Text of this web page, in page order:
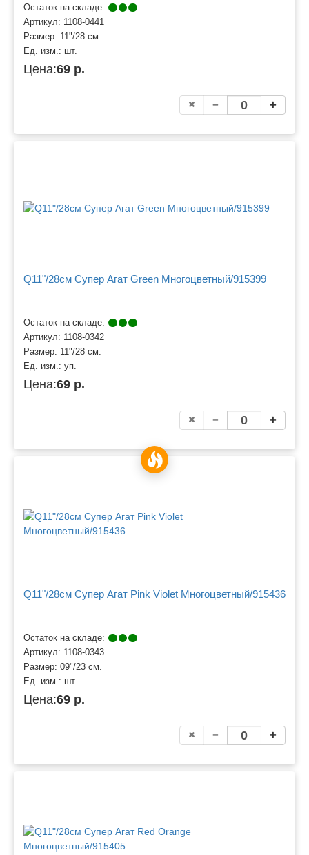
Остаток на складе:
Артикул: 1108-0441
Размер: 11"/28 см.
Ед. изм.: шт.
Цена:69 р.
Q11"/28см Супер Агат Green Многоцветный/915399
Остаток на складе:
Артикул: 1108-0342
Размер: 11"/28 см.
Ед. изм.: уп.
Цена:69 р.
Q11"/28см Супер Агат Pink Violet Многоцветный/915436
Остаток на складе:
Артикул: 1108-0343
Размер: 09"/23 см.
Ед. изм.: шт.
Цена:69 р.